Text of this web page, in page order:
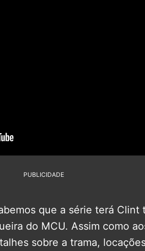
PUBLICIDADE
que a série terá Clint
do MCU. Assim como
sobre a trama,